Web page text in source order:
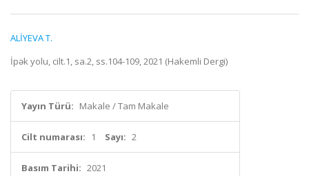
ALİYEVA T.
İpək yolu, cilt.1, sa.2, ss.104-109, 2021 (Hakemli Dergi)
Yayın Türü: Makale / Tam Makale
Cilt numarası: 1 Sayı: 2
Basım Tarihi: 2021